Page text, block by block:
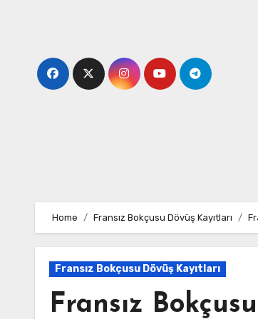
Home Fransız Bokçusu Dövüş Kayıtları
Fransız Bokçusu Dövüş Kayıtları
Fransız